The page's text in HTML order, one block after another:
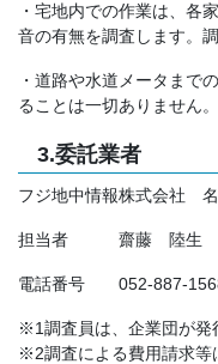
・宅地内での作業は、各
音の有無を調査します。
・道路や水道メータまで
ることは一切ありません。
3.委託業者
フジ地中情報株式会社
担当者 齋藤 陸生
電話番号 052-887-
※1調査員は、企業団が発
※2調査による費用請求等